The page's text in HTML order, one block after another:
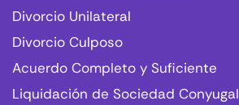
Divorcio Unilateral
Divorcio Culposo
Acuerdo Completo y Suficiente
Liquidación de Sociedad Conyugal